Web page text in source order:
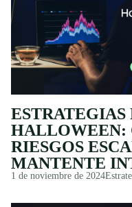
HALLOWEEN:
RIESGOS
MANTENTE
1 de noviembre de 2024